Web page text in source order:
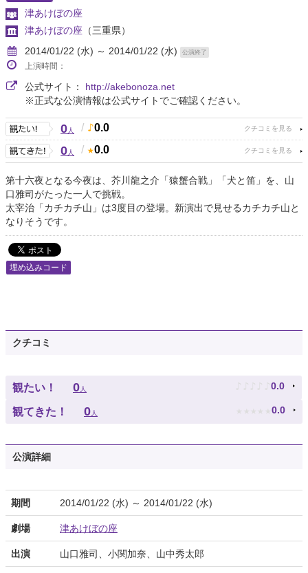
津あけぼの座
津あけぼの座 （三重県）
2014/01/22 (水) ～ 2014/01/22 (水)
公演終了
上演時間：
公式サイト： http://akebonoza.net
※正式な公演情報は公式サイトでご確認ください。
0人 / 0.0
0人 / 0.0
第十六夜となる今夜は、芥川龍之介「猿蟹合戦」「犬と笛」を、山
口雅司がたった一人で挑戦。
太宰治「カチカチ山」は3度目の登場。新演出で見せるカチカチ山と
なりそうです。
埋め込みコード
クチコミ
観たい！ 0人 ♪ ♪ ♪ ♪ ♪ 0.0
観てきた！ 0人 ★ ★ ★ ★ ★ 0.0
公演詳細
期間 2014/01/22 (水) ～ 2014/01/22 (水)
劇場 津あけぼの座
出演 山口雅司、小関加奈、山中秀太郎